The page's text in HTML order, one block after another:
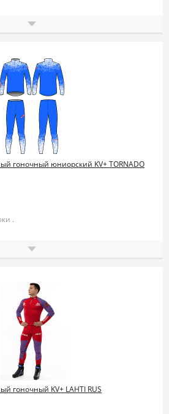
гоночный юниорский KV+ TORNADO
.
гоночный KV+ LAHTI RUS